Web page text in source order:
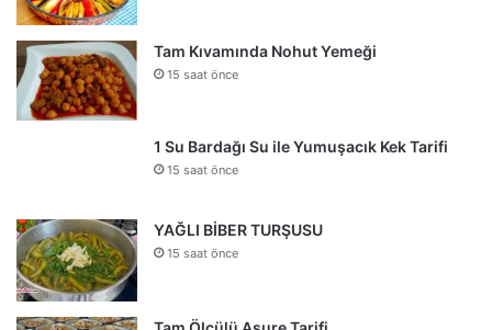
Tam Kıvamında Nohut Yemeği
15 saat önce
1 Su Bardağı Su ile Yumuşacık Kek Tarifi
15 saat önce
YAĞLI BİBER TURŞUSU
15 saat önce